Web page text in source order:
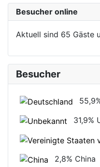
Besucher online
Aktuell sind 65 Gäste
Besucher
31,9%
2,8% China